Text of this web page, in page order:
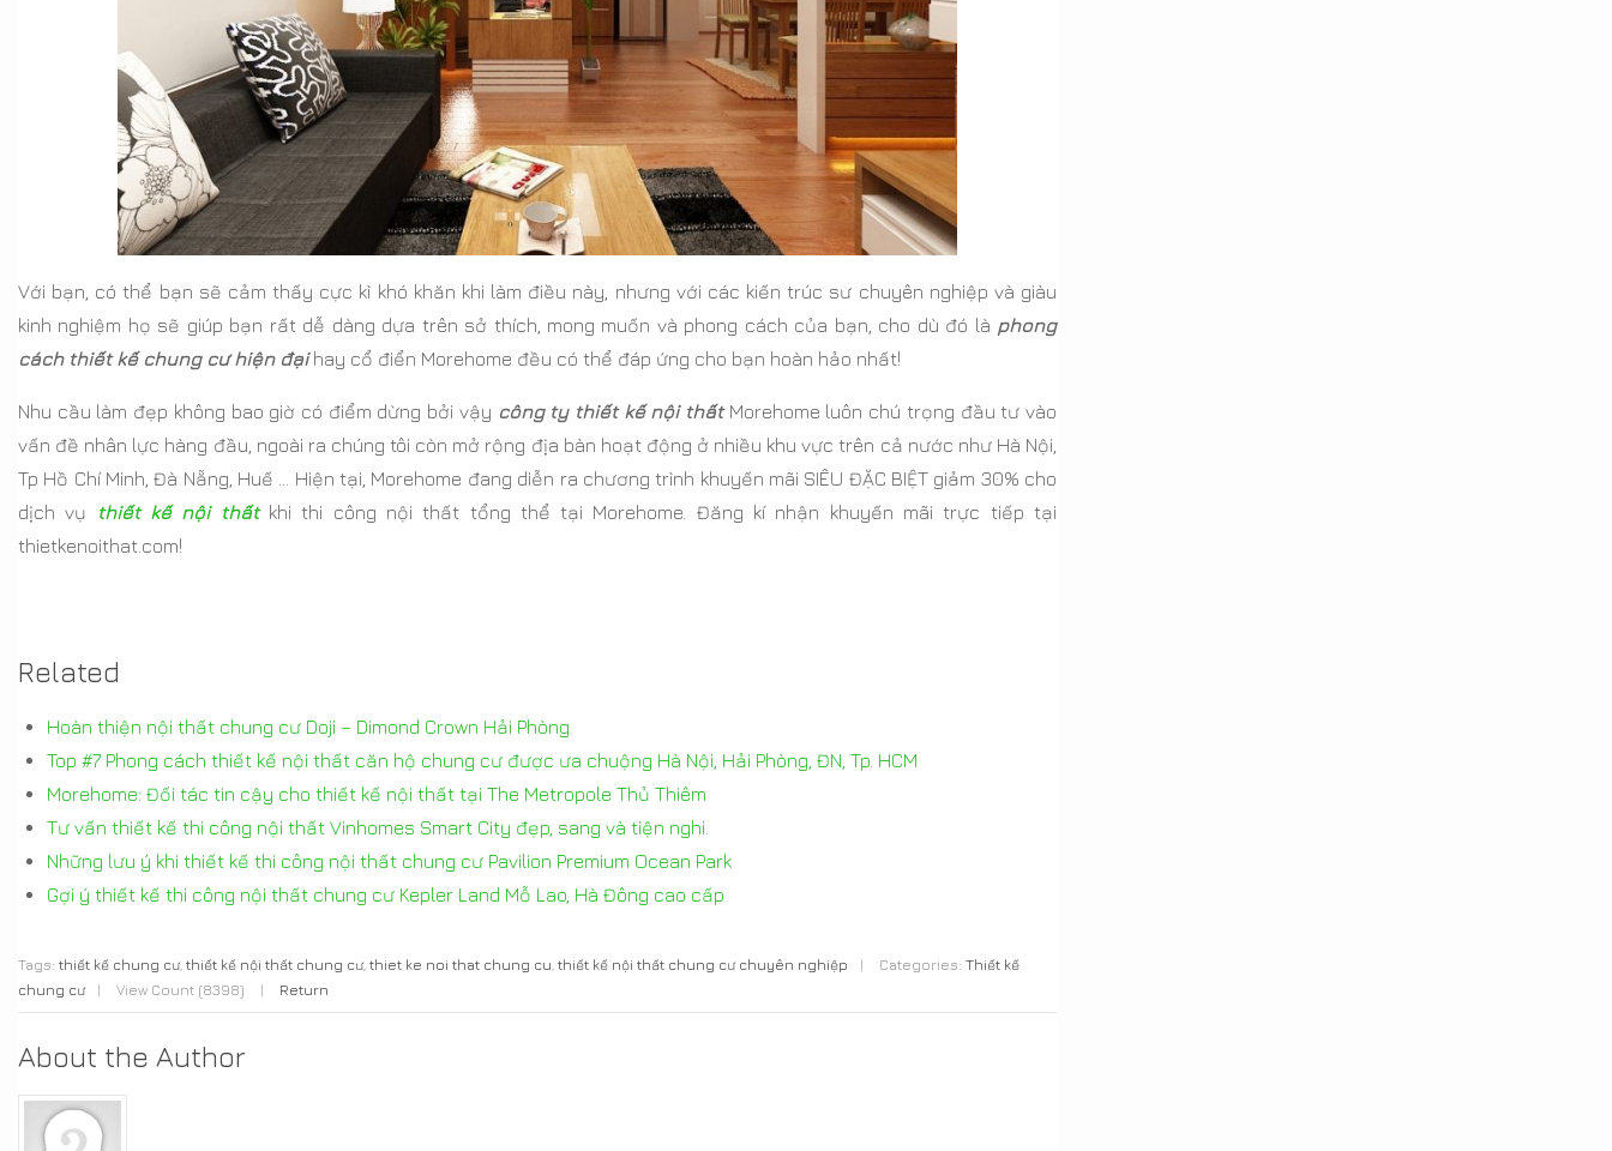
Với bạn, có thể bạn sẽ cảm thấy cực kì khó khăn khi làm điều này, nhưng với các kiến trúc sư chuyên nghiệp và giàu
kinh nghiệm họ sẽ giúp bạn rất dễ dàng dựa trên sở thích, mong muốn và phong cách của bạn, cho dù đó là phong
cách thiết kế chung cư hiện đạihay cổ điển Morehome đều có thể đáp ứng cho bạn hoàn hảo nhất!
Nhu cầu làm đẹp không bao giờ có điểm dừng bởi vậy công ty thiết kế nội thấtMorehome luôn chú trọng đầu tư vào
vấn đề nhân lực hàng đầu, ngoài ra chúng tôi còn mở rộng địa bàn hoạt động ở nhiều khu vực trên cả nước như Hà Nội,
Tp Hồ Chí Minh, Đà Nẵng, Huế … Hiện tại, Morehome đang diễn ra chương trình khuyến mãi SIÊU ĐẶC BIỆT giảm 30% cho
dịch vụ
thiết kế nội thấtkhi thi công nội thất tổng thể tại Morehome. Đăng kí nhận khuyến mãi trực tiếp tại
thietkenoithat.com!
Related
Hoàn thiện nội thất chung cư Doji – Dimond Crown Hải Phòng
Top #7 Phong cách thiết kế nội thất căn hộ chung cư được ưa chuộng Hà Nội, Hải Phòng, ĐN, Tp. HCM
Morehome: Đối tác tin cậy cho thiết kế nội thất tại The Metropole Thủ Thiêm
Tư vấn thiết kế thi công nội thất Vinhomes Smart City đẹp, sang và tiện nghi.
Những lưu ý khi thiết kế thi công nội thất chung cư Pavilion Premium Ocean Park
Gợi ý thiết kế thi công nội thất chung cư Kepler Land Mỗ Lao, Hà Đông cao cấp
Tags: thiết kế chung cư, thiết kế nội thất chung cư, thiet ke noi that chung cu thiết kế nội thất chung cư chuyên nghiệp | Categories: Thiết kế
chung cư
| View Count (8398) | Return
About the Author